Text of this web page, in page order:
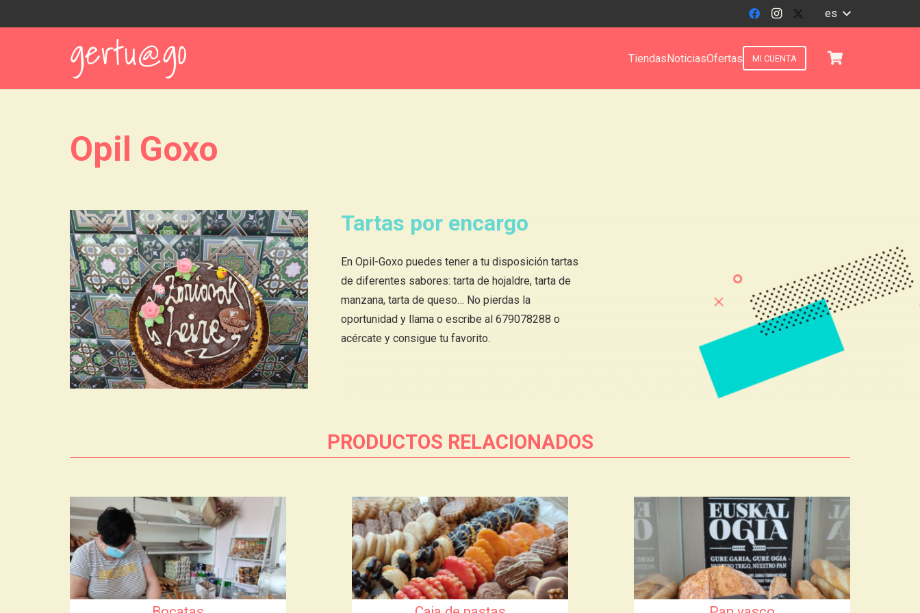
es
TiendasNoticiasOfertas MI CUENTA
Opil Goxo
Tartas por encargo
En Opil-Goxo puedes tener a tu disposición tartas
de diferentes sabores: tarta de hojaldre, tarta de
manzana, tarta de queso… No pierdas la
oportunidad y llama o escribe al 679078288 o
acércate y consigue tu favorito.
PRODUCTOS RELACIONADOS